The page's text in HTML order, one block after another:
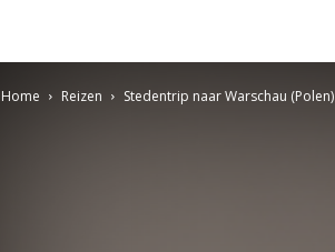
Home Reizen Stedentrip naar Warschau (Polen)